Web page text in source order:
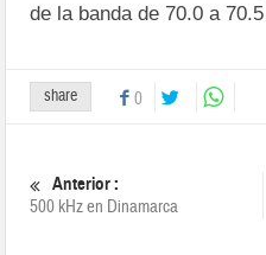
de la banda de 70.0 a
share 0
Anterior :
500 kHz en Dinamarca